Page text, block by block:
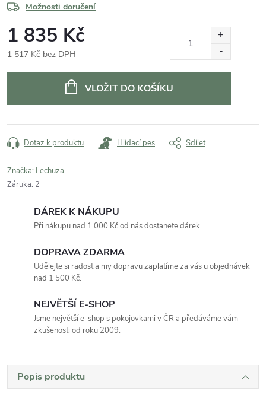
Možnosti doručení
1 835 Kč
1 517 Kč bez DPH
VLOŽIT DO KOŠÍKU
Dotaz k produktu Hlídací pes Sdílet
Značka: Lechuza
Záruka: 2
DÁREK K NÁKUPU
Při nákupu nad 1 000 Kč od nás dostanete dárek.
DOPRAVA ZDARMA
Udělejte si radost a my dopravu zaplatíme za vás u objednávek
nad 1 500 Kč.
NEJVĚTŠÍ E-SHOP
Jsme největší e-shop s pokojovkami v ČR a předáváme vám
zkušenosti od roku 2009.
Popis produktu